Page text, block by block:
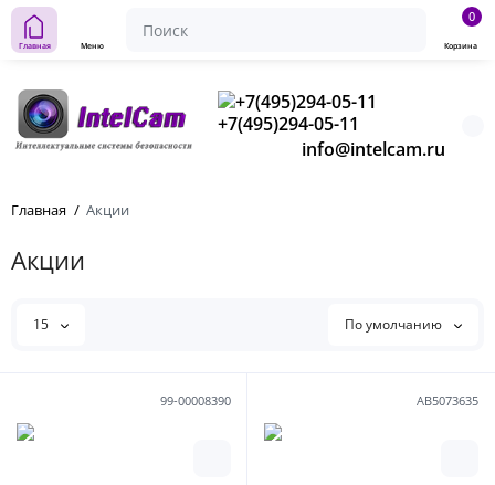
+7(495)294-05-11
info@intelcam.ru
Главная Меню
0
Корзина
Главная Акции
Акции
15 По умолчанию
99-00008390 АВ5073635